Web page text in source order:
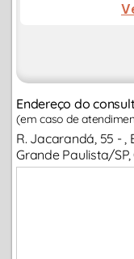
Endereço do
(em caso de
R. Jacarandá, 55 -
Grande Paulista/